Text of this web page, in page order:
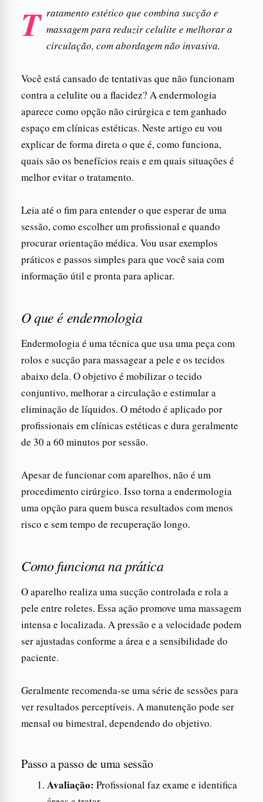
T ratamento estético que combina sucção e
massagem para reduzir celulite e melhorar a
circulação, com abordagem não invasiva.
Você está cansado de tentativas que não funcionam
contra a celulite ou a flacidez? A endermologia
aparece como opção não cirúrgica e tem ganhado
espaço em clínicas estéticas. Neste artigo eu vou
explicar de forma direta o que é, como funciona,
quais são os benefícios reais e em quais situações é
melhor evitar o tratamento.
Leia até o fim para entender o que esperar de uma
sessão, como escolher um profissional e quando
procurar orientação médica. Vou usar exemplos
práticos e passos simples para que você saia com
informação útil e pronta para aplicar.
O que é endermologia
Endermologia é uma técnica que usa uma peça com
rolos e sucção para massagear a pele e os tecidos
abaixo dela. O objetivo é mobilizar o tecido
conjuntivo, melhorar a circulação e estimular a
eliminação de líquidos. O método é aplicado por
profissionais em clínicas estéticas e dura geralmente
de 30 a 60 minutos por sessão.
Apesar de funcionar com aparelhos, não é um
procedimento cirúrgico. Isso torna a endermologia
uma opção para quem busca resultados com menos
risco e sem tempo de recuperação longo.
Como funciona na prática
O aparelho realiza uma sucção controlada e rola a
pele entre roletes. Essa ação promove uma massagem
intensa e localizada. A pressão e a velocidade podem
ser ajustadas conforme a área e a sensibilidade do
paciente.
Geralmente recomenda-se uma série de sessões para
ver resultados perceptíveis. A manutenção pode ser
mensal ou bimestral, dependendo do objetivo.
Passo a passo de uma sessão
Avaliação: Profissional faz exame e identifica